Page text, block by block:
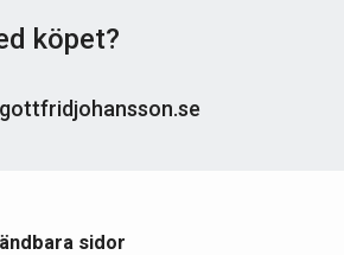
köpet?
sidor